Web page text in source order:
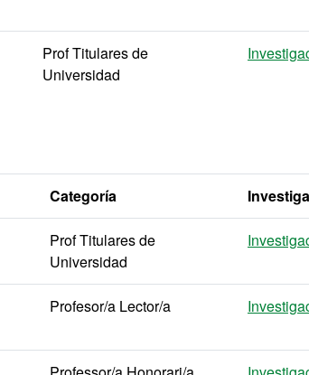
Prof Titulares de
Universidad
Categoría
Prof Titulares de
Universidad
Profesor/a Lector/a